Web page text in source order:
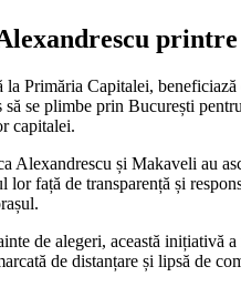
Primăria Capitalei,
se plimbe prin București
capitalei.
Alexandrescu și Makaveli au
față de transparență și
de alegeri, această inițiativă
de distanțare și lipsă de